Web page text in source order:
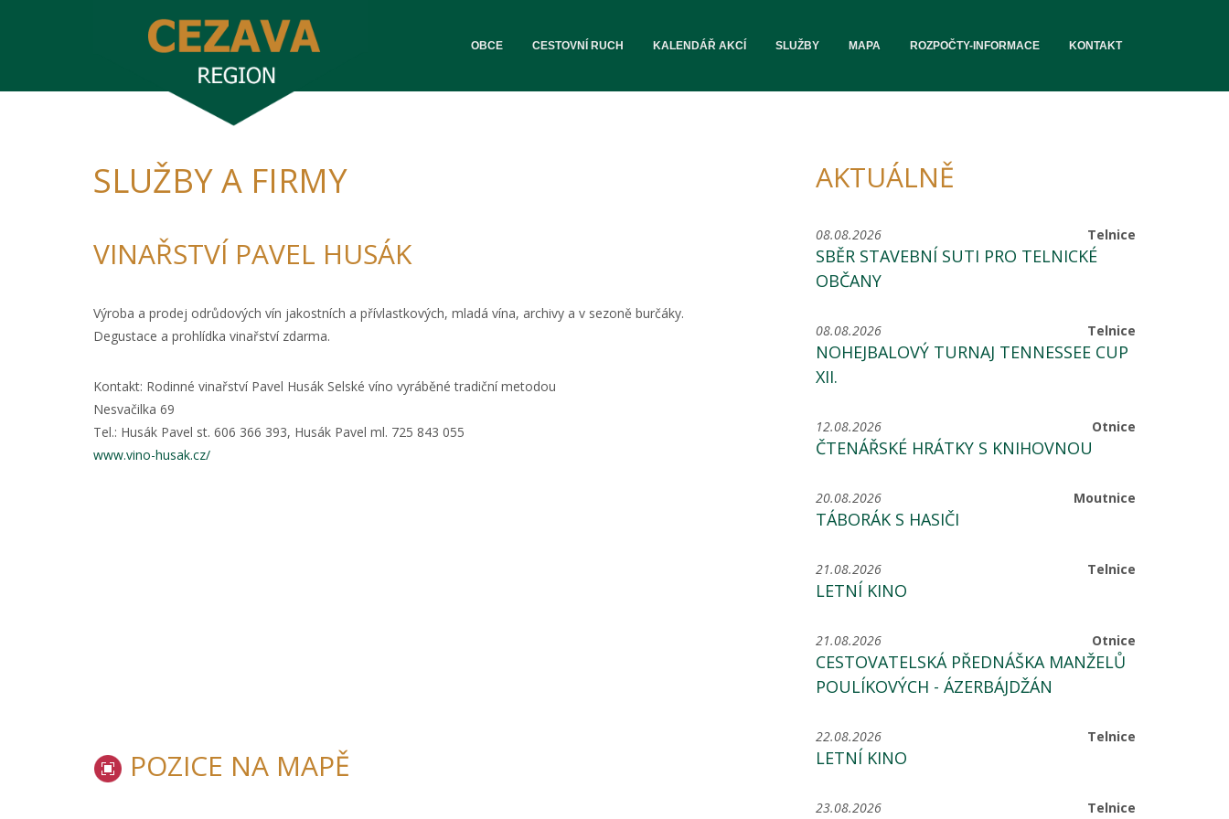
OBCE CESTOVNÍ RUCH KALENDÁŘ AKCÍ SLUŽBY MAPA ROZPOČTY-INFORMACE KONTAKT
SLUŽBY A FIRMY
VINAŘSTVÍ PAVEL HUSÁK
Výroba a prodej odrůdových vín jakostních a přívlastkových, mladá vína, archivy a v sezoně burčáky.
Degustace a prohlídka vinařství zdarma.
Kontakt: Rodinné vinařství Pavel Husák Selské víno vyráběné tradiční metodou
Nesvačilka 69
Tel.: Husák Pavel st. 606 366 393, Husák Pavel ml. 725 843 055
www.vino-husak.cz/
POZICE NA MAPĚ
AKTUÁLNĚ
Telnice
08.08.2026
SBĚR STAVEBNÍ SUTI PRO TELNICKÉ
OBČANY
Telnice
08.08.2026
NOHEJBALOVÝ TURNAJ TENNESSEE CUP
XII.
Otnice
12.08.2026
ČTENÁŘSKÉ HRÁTKY S KNIHOVNOU
Moutnice
20.08.2026
TÁBORÁK S HASIČI
Telnice
21.08.2026
LETNÍ KINO
Otnice
21.08.2026
CESTOVATELSKÁ PŘEDNÁŠKA MANŽELŮ
POULÍKOVÝCH - ÁZERBÁJDŽÁN
Telnice
22.08.2026
LETNÍ KINO
Telnice
23.08.2026